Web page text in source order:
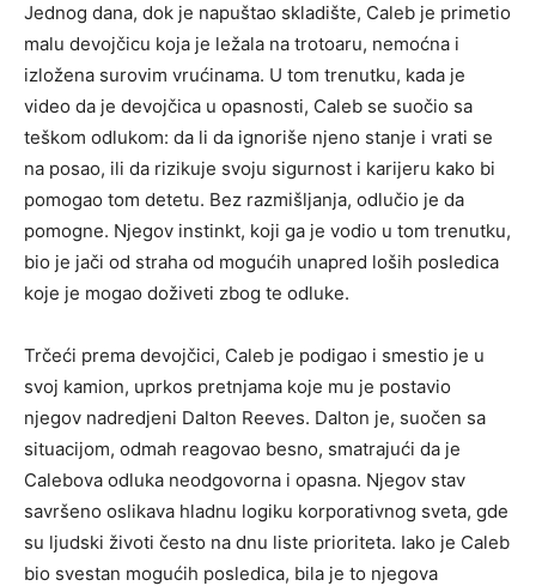
Jednog dana, dok je napuštao skladište, Caleb je primetio
malu devojčicu koja je ležala na trotoaru, nemoćna i
izložena surovim vrućinama. U tom trenutku, kada je
video da je devojčica u opasnosti, Caleb se suočio sa
teškom odlukom: da li da ignoriše njeno stanje i vrati se
na posao, ili da rizikuje svoju sigurnost i karijeru kako bi
pomogao tom detetu. Bez razmišljanja, odlučio je da
pomogne. Njegov instinkt, koji ga je vodio u tom trenutku,
bio je jači od straha od mogućih unapred loših posledica
koje je mogao doživeti zbog te odluke.
Trčeći prema devojčici, Caleb je podigao i smestio je u
svoj kamion, uprkos pretnjama koje mu je postavio
njegov nadredjeni Dalton Reeves. Dalton je, suočen sa
situacijom, odmah reagovao besno, smatrajući da je
Calebova odluka neodgovorna i opasna. Njegov stav
savršeno oslikava hladnu logiku korporativnog sveta, gde
su ljudski životi često na dnu liste prioriteta. Iako je Caleb
bio svestan mogućih posledica, bila je to njegova